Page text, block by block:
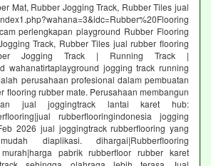
Mat, Rubber Jogging Track, Rubber Tiles jual
perlengkapan playground Rubber Flooring
Track, Rubber Tiles jual rubber flooring
Jogging Track | Running Track |
wahanatirtaplayground jogging track running
perusahaan profesional dalam pembuatan
flooring rubber mate. Perusahaan membangun
jual joggingtrack lantai karet hub:
rubberflooringindonesia jogging
2026 jual joggingtrack rubberflooring yang
diaplikasi. dihargai|Rubberflooring
pabrik rubberfloor rubber karet